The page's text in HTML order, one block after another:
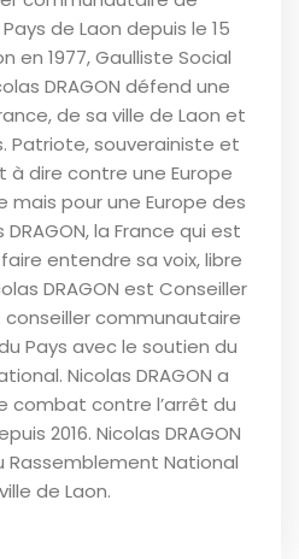
de Laon depuis le 15
en 1977, Gaulliste Social
DRAGON défend une
de sa ville de Laon et
Patriote, souverainiste et
à dire contre une Europe
pour une Europe des
la France qui est
entendre sa voix, libre
DRAGON est Conseiller
conseiller communautaire
Pays avec le soutien du
Nicolas DRAGON a
contre l’arrêt du
2016. Nicolas DRAGON
Rassemblement National
de Laon.